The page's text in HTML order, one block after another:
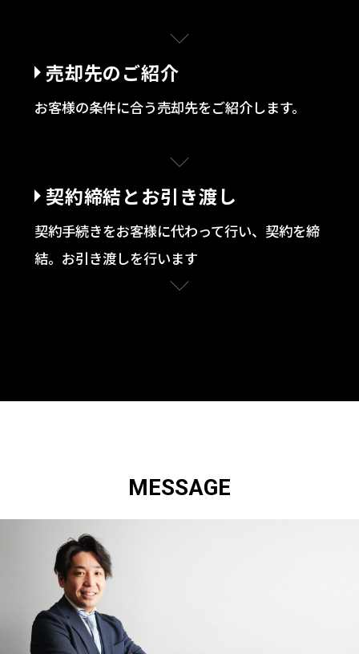
売却先のご紹介
お客様の条件に合う売却先をご紹介します。
契約締結とお引き渡し
契約手続きをお客様に代わって行い、契約を締
結。 お引き渡しを行います
MESSAGE